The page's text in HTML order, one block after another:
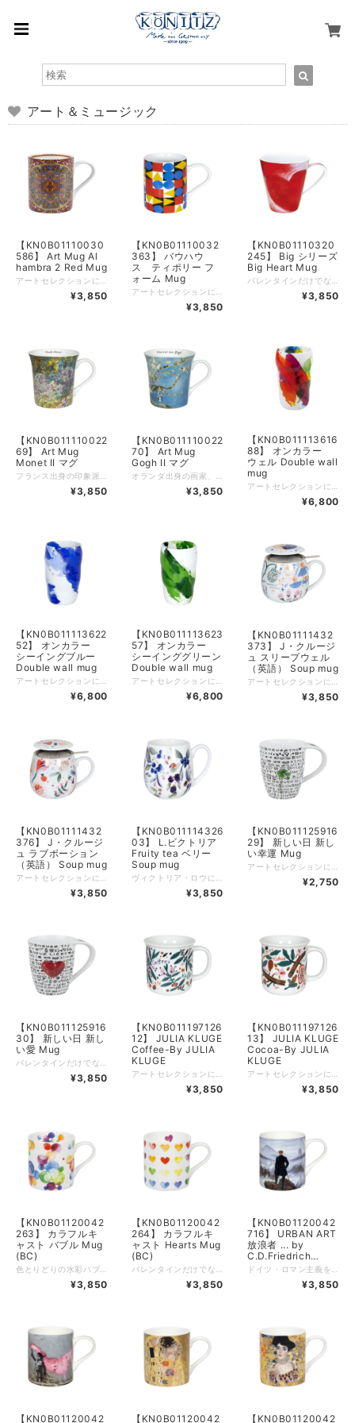
アート＆ミュージック
【KN0B01110030
586】 Art Mug Al
hambra 2 Red Mug
¥3,850
【KN0B01110032
363】 バウハウ
ス ティポリー フ
ォーム Mug
¥3,850
【KN0B01110320
245】 Big シリーズ
Big Heart Mug
¥3,850
【KN0B011110022
69】 Art Mug
Monet II マグ
¥3,850
【KN0B011110022
70】 Art Mug
Gogh II マグ
¥3,850
【KN0B011113616
88】 オンカラー
ウェル Double wall
mug
¥6,800
【KN0B011113622
52】 オンカラー
シーイングブルー
Double wall mug
¥6,800
【KN0B011113623
57】 オンカラー
シーインググリーン
Double wall mug
¥6,800
【KN0B01111432
373】 J・クルージ
ュ スリープウェル
（英語） Soup mug
¥3,850
【KN0B01111432
376】 J・クルージ
ュ ラブポーション
（英語） Soup mug
¥3,850
【KN0B011114326
03】 L.ビクトリア
Fruity tea ベリー
Soup mug
¥3,850
【KN0B011125916
29】 新しい日 新し
い幸運 Mug
¥2,750
【KN0B011125916
30】 新しい日 新し
い愛 Mug
¥3,850
【KN0B011197126
12】 JULIA KLUGE
Coffee-By JULIA
KLUGE
¥3,850
【KN0B011197126
13】 JULIA KLUGE
Cocoa-By JULIA
KLUGE
¥3,850
【KN0B01120042
263】 カラフルキ
ャスト バブル Mug
(BC)
¥3,850
【KN0B01120042
264】 カラフルキ
ャスト Hearts Mug
(BC)
¥3,850
【KN0B01120042
716】 URBAN ART
放浪者 ... by
C.D.Friedrich
mug(BC)
¥3,850
【KN0B01120042 【KN0B01120042 【KN0B01120042